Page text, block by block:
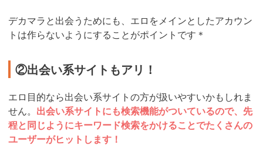
デカマラと出会うためにも、エロをメインとしたアカウン
トは作らないようにすることがポイントです＊
②出会い系サイトもアリ！
エロ目的なら出会い系サイトの方が扱いやすいかもしれま
せん。 出会い系サイトにも検索機能がついているので、先
程と同じようにキーワード検索をかけることでたくさんの
ユーザーがヒットします！